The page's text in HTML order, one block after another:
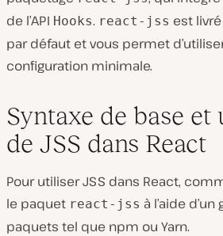
de l’API Hooks. react-jss est
par défaut et vous permet
configuration minimale.
Syntaxe de base et
de JSS dans React
Pour utiliser JSS dans React,
le paquet react-jss à l’aide
paquets tel que npm ou Yarn.